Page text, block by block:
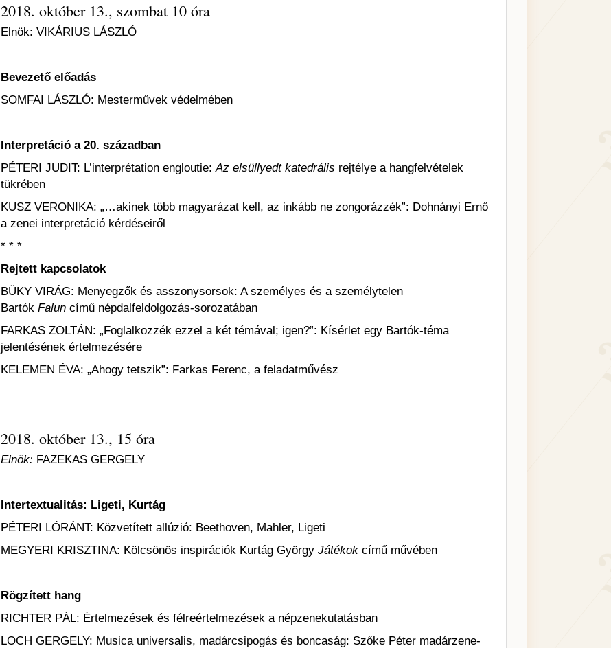
2018. október 13., szombat 10 óra
Elnök: VIKÁRIUS LÁSZLÓ
Bevezető előadás
SOMFAI LÁSZLÓ: Mesterművek védelmében
Interpretáció a 20. században
PÉTERI JUDIT: L’interprétation engloutie:Az elsüllyedt katedrális rejtélye a hangfelvételek
tükrében
KUSZ VERONIKA: „…akinek több magyarázat kell, az inkább ne zongorázzék”: Dohnányi Ernő
a zenei interpretáció kérdéseiről
* * *
Rejtett kapcsolatok
BÜKY VIRÁG: Menyegzők és asszonysorsok: A személyes és a személytelen
Bartók Faluncímű népdalfeldolgozás-sorozatában
FARKAS ZOLTÁN: „Foglalkozzék ezzel a két témával; igen?”: Kísérlet egy Bartók-téma
jelentésének értelmezésére
KELEMEN ÉVA: „Ahogy tetszik”: Farkas Ferenc, a feladatművész
2018. október 13., 15 óra
Elnök: FAZEKAS GERGELY
Intertextualitás: Ligeti, Kurtág
PÉTERI LÓRÁNT: Közvetített allúzió: Beethoven, Mahler, Ligeti
MEGYERI KRISZTINA: Kölcsönös inspirációk Kurtág György Játékokcímű művében
Rögzített hang
RICHTER PÁL: Értelmezések és félreértelmezések a népzenekutatásban
LOCH GERGELY: Musica universalis, madárcsipogás és boncaság: Szőke Péter madárzene-